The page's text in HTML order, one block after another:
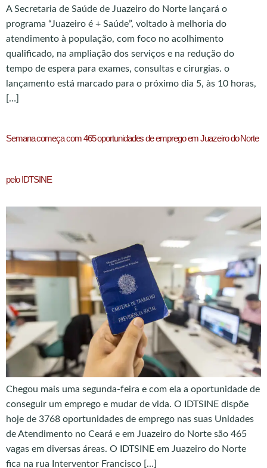
A Secretaria de Saúde de Juazeiro do Norte lançará o
programa “Juazeiro é + Saúde”, voltado à melhoria do
atendimento à população, com foco no acolhimento
qualificado, na ampliação dos serviços e na redução do
tempo de espera para exames, consultas e cirurgias. o
lançamento está marcado para o próximo dia 5, às 10 horas,
[…]
Semana começa com 465 oportunidades de emprego em Juazeiro do Norte
pelo IDTSINE
Chegou mais uma segunda-feira e com ela a oportunidade de
conseguir um emprego e mudar de vida. O IDTSINE dispõe
hoje de 3768 oportunidades de emprego nas suas Unidades
de Atendimento no Ceará e em Juazeiro do Norte são 465
vagas em diversas áreas. O IDTSINE em Juazeiro do Norte
fica na rua Interventor Francisco […]